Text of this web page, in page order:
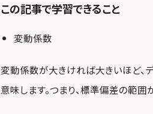
この記事で学習できること
変動係数
変動係数が大きければ大きいほど、
意味します。つまり、標準偏差の範囲